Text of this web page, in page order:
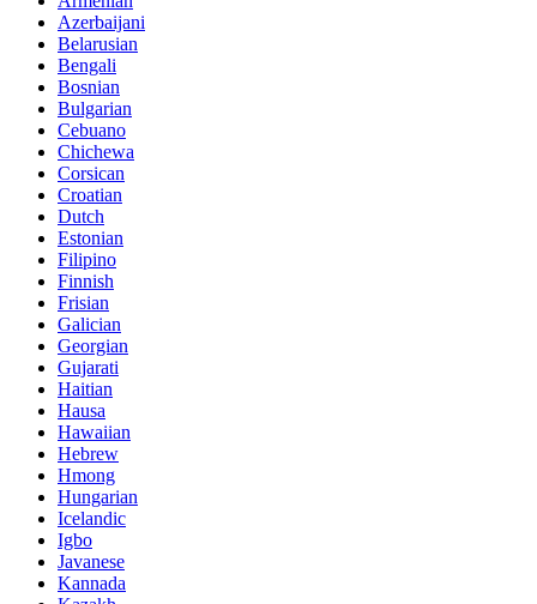
Azerbaijani
Belarusian
Bengali
Bosnian
Bulgarian
Cebuano
Chichewa
Corsican
Croatian
Dutch
Estonian
Filipino
Finnish
Frisian
Galician
Georgian
Gujarati
Haitian
Hausa
Hawaiian
Hebrew
Hmong
Hungarian
Icelandic
Igbo
Javanese
Kannada